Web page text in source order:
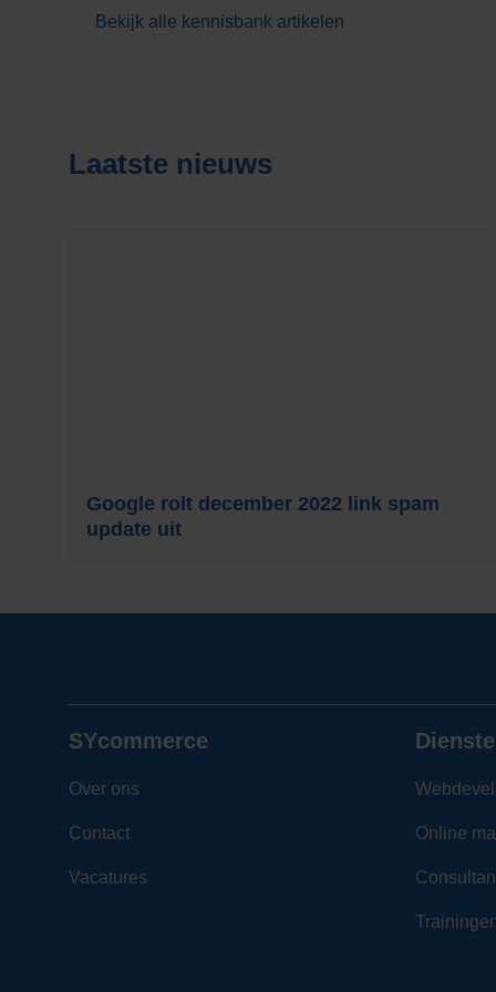
Bekijk alle kennisbank artikelen
Laatste nieuws
Google rolt december 2022 link spam
update uit
SYcommerce
Over ons
Contact
Vacatures
Online